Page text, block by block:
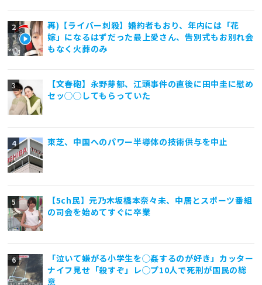
再)【ライバー刺殺】婚約者もおり、年内には「花
嫁」になるはずだった最上愛さん、告別式もお別れ会
もなく火葬のみ
【文春砲】永野芽郁、江頭事件の直後に田中圭に慰め
セッ◯◯してもらっていた
東芝、中国へのパワー半導体の技術供与を中止
【5ch民】元乃木坂橋本奈々未、中居とスポーツ番組
の司会を始めてすぐに卒業
「泣いて嫌がる小学生を◯姦するのが好き」カッター
ナイフ見せ「殺すぞ」レ◯プ10人で死刑が国民の総
意